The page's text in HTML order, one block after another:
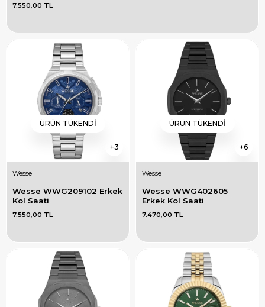
7.550,00 TL
3
ÜRÜN TÜKENDI
Wesse
Wesse WWG209102 Erkek
Kol Saati
7.550,00 TL
6
ÜRÜN TÜKENDI
Wesse
Wesse WWG402605
Erkek Kol Saati
7.470,00 TL